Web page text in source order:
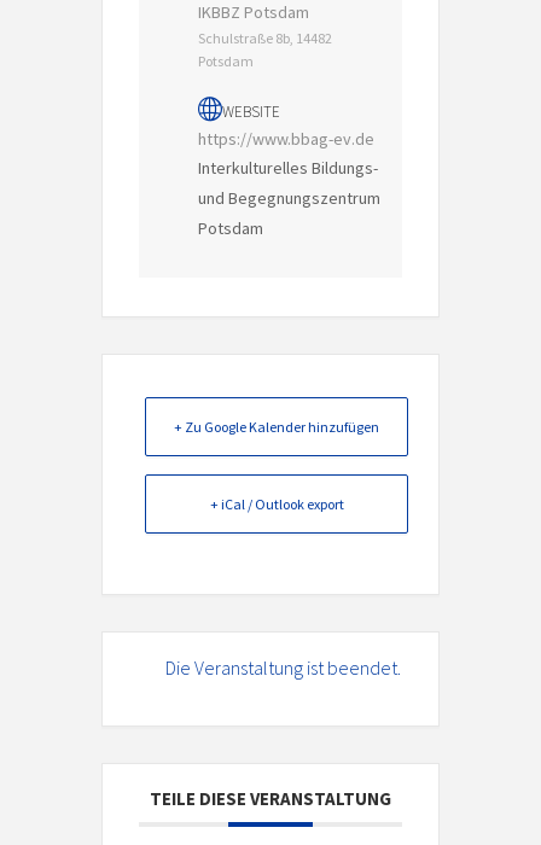
IKBBZ Potsdam
Schulstraße 8b, 14482
Potsdam
WEBSITE
https://www.bbag-ev.de
Interkulturelles Bildungs-
und Begegnungszentrum
Potsdam
+ Zu Google Kalender hinzufügen
+ iCal / Outlook export
Die Veranstaltung ist beendet.
TEILE DIESE VERANSTALTUNG